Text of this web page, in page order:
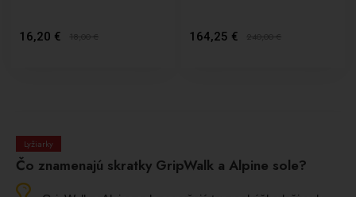
16,20 € 18,00€ 164,25 € 240,00€
Lyžiarky
Čo znamenajú skratky GripWalk a Alpine sole?